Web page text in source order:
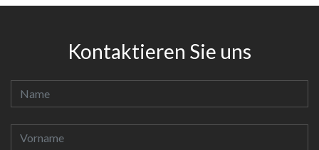
Kontaktieren Sie uns